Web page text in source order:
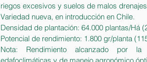
riegos excesivos y suelos de malos
Variedad nueva, en introducción en Chile.
Densidad de plantación: 64.000 plantas/Há
Potencial de rendimiento: 1.800 gr/planta
Nota: Rendimiento alcanzado por la